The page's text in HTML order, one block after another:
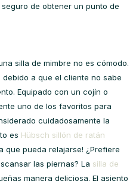
de obtener un punto de
silla de mimbre no es cómodo.
a que el cliente no sabe
Equipado con un cojín o
uno de los favoritos para
cuidadosamente la
es Hübsch sillón de ratán
que pueda relajarse! ¿Prefiere
las piernas? La silla de
manera deliciosa. El asiento